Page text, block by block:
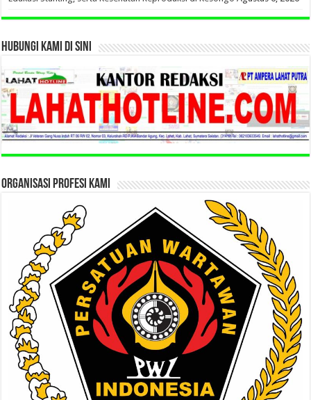
HUBUNGI KAMI DI SINI
ORGANISASI PROFESI KAMI